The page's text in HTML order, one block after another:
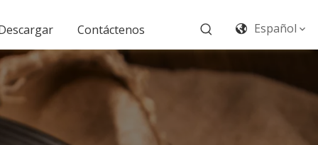
Contáctenos Español